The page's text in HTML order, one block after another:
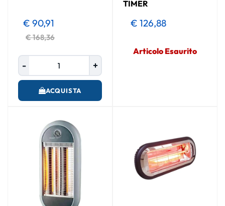
€ 168,36
€ 90,91
ACQUISTA
TIMER
€ 126,88
Articolo Esaurito